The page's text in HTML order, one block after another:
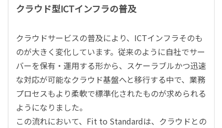
クラウド型ICTインフラの普及
クラウドサービスの普及により、ICTインフラそのも
のが大きく変化しています。従来のように自社でサー
バーを保有・運用する形から、スケーラブルかつ迅速
な対応が可能なクラウド基盤へと移行する中で、業務
プロセスもより柔軟で標準化されたものが求められる
ようになりました。
この流れにおいて、Fit to Standardは、クラウドとの